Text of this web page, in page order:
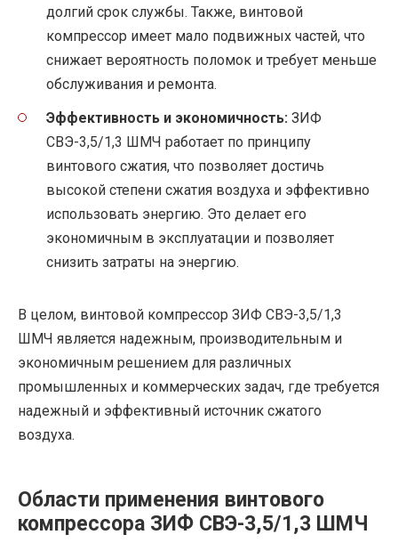
долгий срок службы. Также, винтовой
компрессор имеет мало подвижных частей, что
снижает вероятность поломок и требует меньше
обслуживания и ремонта.
Эффективность и экономичность: ЗИФ
СВЭ-3,5/1,3 ШМЧ работает по принципу
винтового сжатия, что позволяет достичь
высокой степени сжатия воздуха и эффективно
использовать энергию. Это делает его
экономичным в эксплуатации и позволяет
снизить затраты на энергию.
В целом, винтовой компрессор ЗИФ СВЭ-3,5/1,3
ШМЧ является надежным, производительным и
экономичным решением для различных
промышленных и коммерческих задач, где требуется
надежный и эффективный источник сжатого
воздуха.
Области применения винтового
компрессора ЗИФ СВЭ-3,5/1,3 ШМЧ